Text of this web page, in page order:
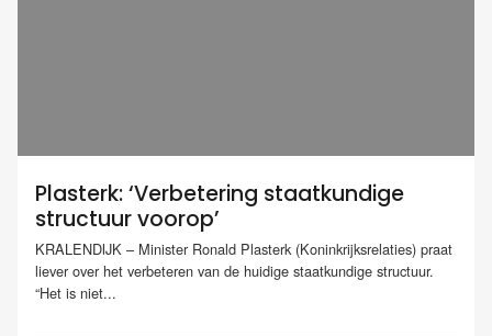
Plasterk: ‘Verbetering staatkundige
structuur voorop’
KRALENDIJK – Minister Ronald Plasterk (Koninkrijksrelaties) praat
liever over het verbeteren van de huidige staatkundige structuur.
“Het is niet...